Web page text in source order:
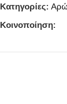
Κατηγορίες:
Κοινοποίηση: